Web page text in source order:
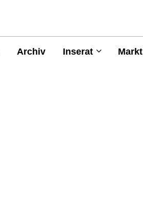
Archiv Inserat Markt